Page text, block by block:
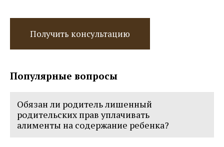
Получить консультацию
Популярные вопросы
Обязан ли родитель лишенный
родительских прав уплачивать
алименты на содержание ребенка?